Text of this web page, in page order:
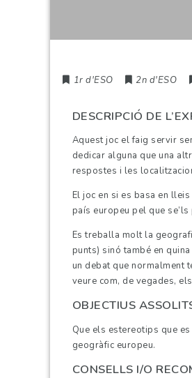
1r d'ESO 2n d'ESO
DESCRIPCIÓ DE
Aquest joc el faig servir
dedicar alguna que una
respostes i les
El joc en si es basa en
país europeu pel que se’ls
Es treballa molt la
punts) sinó també en
un debat que normalment
veure com, de vegades,
OBJECTIUS
Que els estereotips que
geogràfic europeu.
CONSELLS I/O